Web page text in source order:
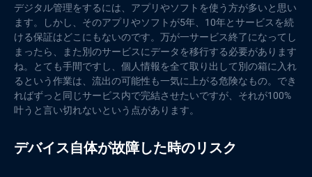
デジタル管理をするには、アプリやソフトを使う方が多いと思い
ます。しかし、そのアプリやソフトが5年、10年とサービスを続
ける保証はどこにもないのです。万が一サービス終了になってし
まったら、また別のサービスにデータを移行する必要があります
ね。とても手間ですし、個人情報を全て取り出して別の箱に入れ
るという作業は、流出の可能性も一気に上がる危険なもの。でき
ればずっと同じサービス内で完結させたいですが、それが100%
叶うと言い切れないという点があります。
デバイス自体が故障した時のリスク